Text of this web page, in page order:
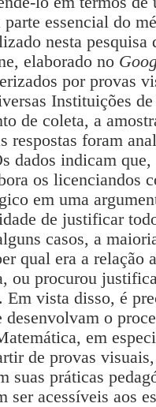
essencial do
nesta
elaborado no
por provas
Instituições
de coleta, a
respostas foram
dados indicam
os licenciandos
em uma
de justificar
casos, a
qual era a relação
ou procurou
Em vista disso, é
desenvolvam o
em
de provas
suas práticas
ser acessíveis aos